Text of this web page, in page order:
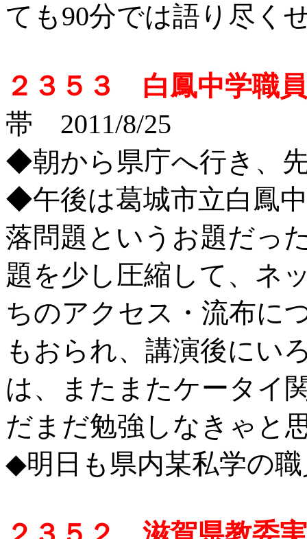
ても90分では語り尽く
２３５３ 白鳳中学職
帯 2011/8/25
◆朝から県庁へ行き、
◆午後は葛城市立白鳳
落問題というお題だっ
題を少し圧縮して、ネ
ちのアクセス・流布に
もおられ、講演後にい
は、またまたケータイ
だまだ勉強しなきゃと
◆明日も県内某私学の